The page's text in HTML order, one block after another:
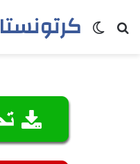
كرتونستابحث عنالوضع المظلم